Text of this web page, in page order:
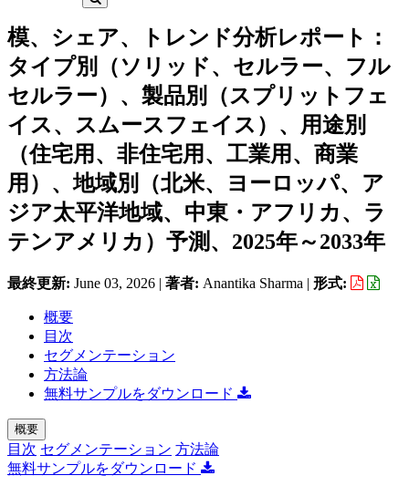
模、シェア、トレンド分析レポート：
タイプ別（ソリッド、セルラー、フル
セルラー）、製品別（スプリットフェ
イス、スムースフェイス）、用途別
（住宅用、非住宅用、工業用、商業
用）、地域別（北米、ヨーロッパ、ア
ジア太平洋地域、中東・アフリカ、ラ
テンアメリカ）予測、2025年～2033年
最終更新: June 03, 2026 | 著者: Anantika Sharma | 形式:
概要
目次
セグメンテーション
方法論
無料サンプルをダウンロード
概要
目次 セグメンテーション 方法論
無料サンプルをダウンロード